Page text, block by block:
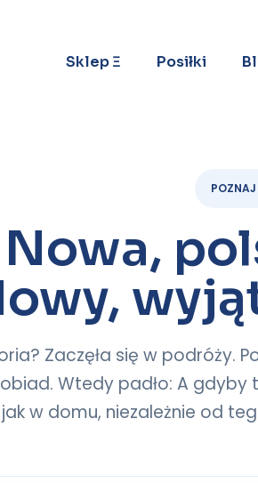
Sklep Ξ Posiłki
Nowa,
Zaczęła się w podróży.
Wtedy padło: A
w domu, niezależnie od